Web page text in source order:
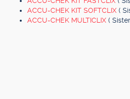
ACCU-CHEK KIT SOFTCLIX (
ACCU-CHEK MULTICLIX (